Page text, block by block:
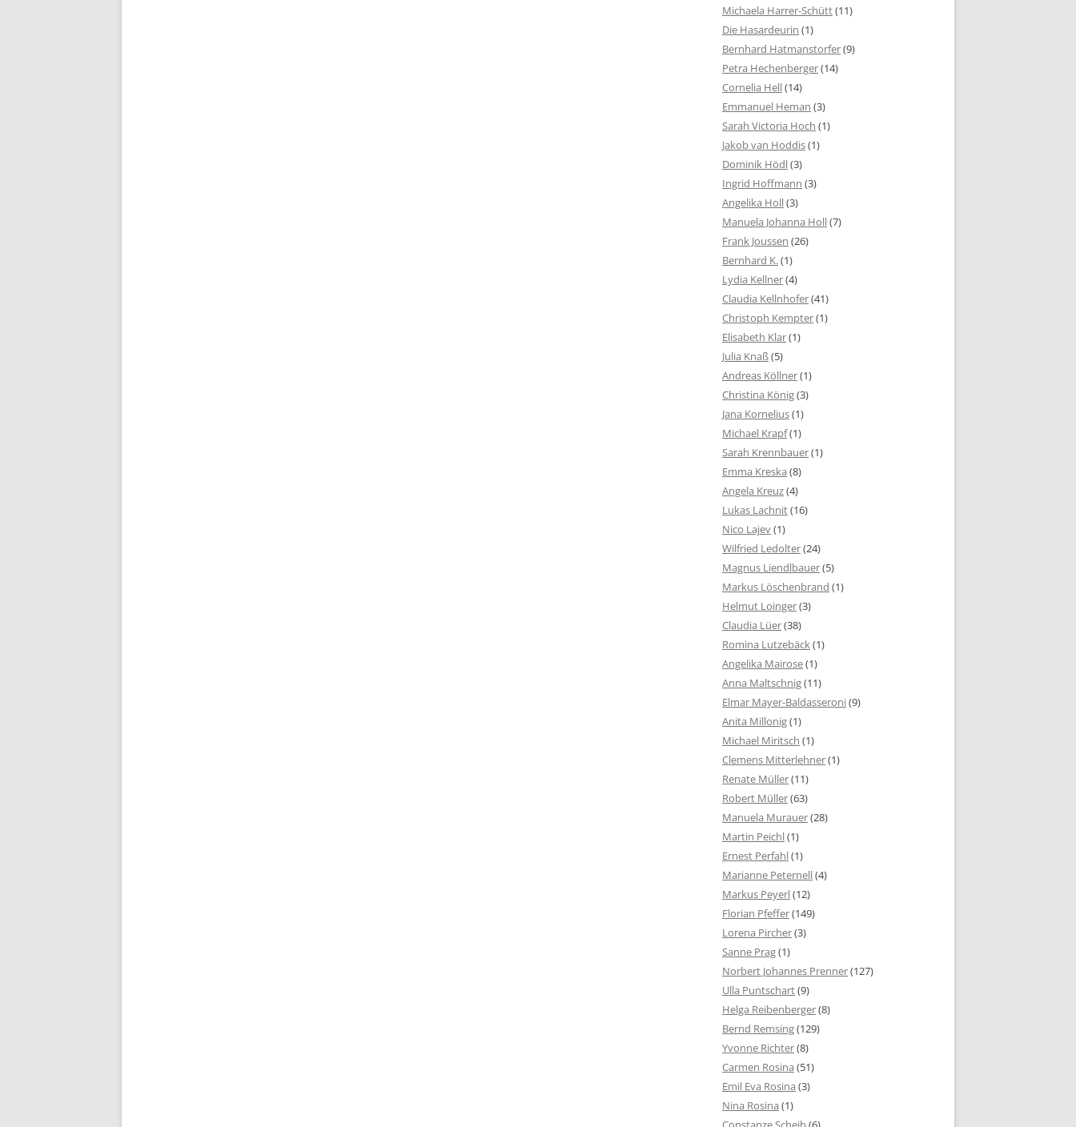
Michaela Harrer-Schütt(11)
Die Hasardeurin (1)
Bernhard Hatmanstorfer(9)
Petra Hechenberger(14)
Cornelia Hell(14)
Emmanuel Heman (3)
Sarah Victoria Hoch (1)
Jakob van Hoddis(1)
Dominik Hödl(3)
Ingrid Hoffmann (3)
Angelika Holl(3)
Manuela Johanna Holl(7)
Frank Joussen (26)
Bernhard K.(1)
Lydia Kellner(4)
Claudia Kellnhofer(41)
Christoph Kempter(1)
Elisabeth Klar(1)
Julia Knaß(5)
Andreas Köllner(1)
Christina König(3)
Jana Kornelius(1)
Michael Krapf(1)
Sarah Krennbauer(1)
Emma Kreska (8)
Angela Kreuz(4)
Lukas Lachnit(16)
Nico Lajev(1)
Wilfried Ledolter(24)
Magnus Liendlbauer(5)
Markus Löschenbrand (1)
Helmut Loinger(3)
Claudia Lüer(38)
Romina Lutzebäck(1)
Angelika Mairose(1)
Anna Maltschnig(11)
Elmar Mayer-Baldasseroni(9)
Anita Millonig(1)
Michael Miritsch (1)
Clemens Mitterlehner(1)
Renate Müller(11)
Robert Müller(63)
Manuela Murauer(28)
Martin Peichl(1)
Ernest Perfahl(1)
Marianne Peternell(4)
Markus Peyerl(12)
Florian Pfeffer(149)
Lorena Pircher(3)
Sanne Prag(1)
Norbert Johannes Prenner(127)
Ulla Puntschart(9)
Helga Reibenberger(8)
Bernd Remsing(129)
Yvonne Richter(8)
Carmen Rosina (51)
Emil Eva Rosina (3)
Nina Rosina (1)